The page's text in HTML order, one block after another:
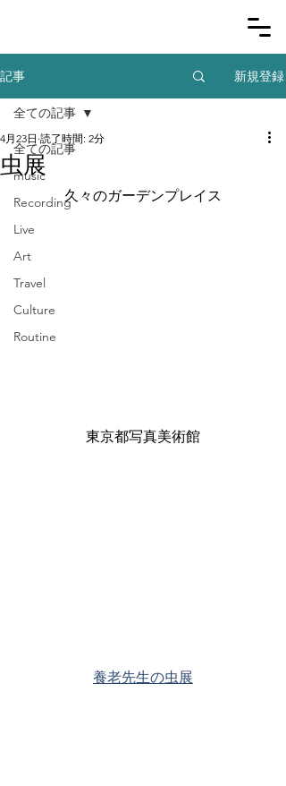
記事 新規登録
全ての記事
music
Recording
Live
Art
Travel
Culture
Routine
全ての記事
虫展
4月23日 読了時間: 2分
久々のガーデンプレイス
東京都写真美術館
養老先生の虫展